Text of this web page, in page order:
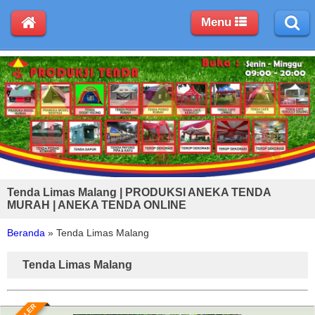
Tenda Limas Malang | PRODUKSI ANEKA TENDA
MURAH | ANEKA TENDA ONLINE
Beranda » Tenda Limas Malang
Tenda Limas Malang
Menu